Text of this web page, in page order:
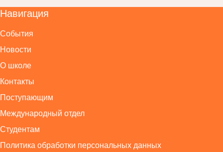
Навигация
События
Новости
О школе
Контакты
Поступающим
Международный отдел
Студентам
Политика обработки персональных данных